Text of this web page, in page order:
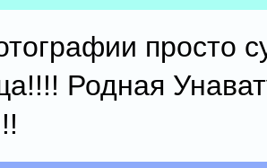
просто
Родная